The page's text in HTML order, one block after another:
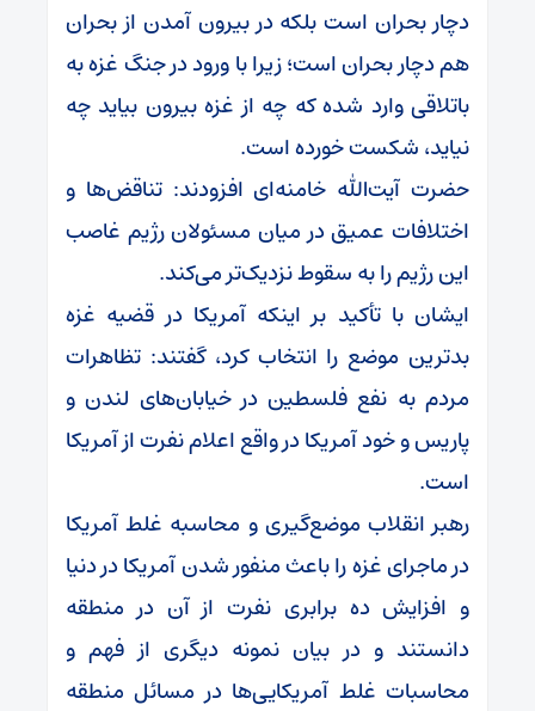
دچار بحران است بلکه در بیرون آمدن از بحران
هم دچار بحران است؛ زیرا با ورود در جنگ غزه به
باتلاقی وارد شده که چه از غزه بیرون بیاید چه
نیاید، شکست خورده است.
حضرت آیت‌الله خامنه‌ای افزودند: تناقض‌ها و
اختلافات عمیق در میان مسئولان رژیم غاصب
این رژیم را به سقوط نزدیک‌تر می‌کند.
ایشان با تأکید بر اینکه آمریکا در قضیه غزه
بدترین موضع را انتخاب کرد، گفتند: تظاهرات
مردم به نفع فلسطین در خیابان‌های لندن و
پاریس و خود آمریکا در واقع اعلام نفرت از آمریکا
است.
رهبر انقلاب موضع‌گیری و محاسبه غلط آمریکا
در ماجرای غزه را باعث منفور شدن آمریکا در دنیا
و افزایش ده برابری نفرت از آن در منطقه
دانستند و در بیان نمونه دیگری از فهم و
محاسبات غلط آمریکایی‌ها در مسائل منطقه